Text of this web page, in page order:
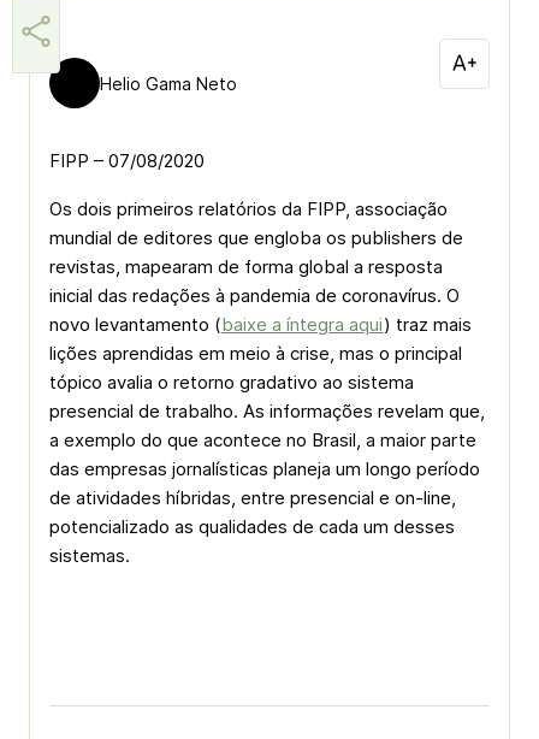
Helio Gama Neto
FIPP – 07/08/2020
Os dois primeiros relatórios da FIPP, associação
mundial de editores que engloba os publishers de
revistas, mapearam de forma global a resposta
inicial das redações à pandemia de coronavírus. O
novo levantamento (baixe a íntegra aqui) traz mais
lições aprendidas em meio à crise, mas o principal
tópico avalia o retorno gradativo ao sistema
presencial de trabalho. As informações revelam que,
a exemplo do que acontece no Brasil, a maior parte
das empresas jornalísticas planeja um longo período
de atividades híbridas, entre presencial e on-line,
potencializado as qualidades de cada um desses
sistemas.